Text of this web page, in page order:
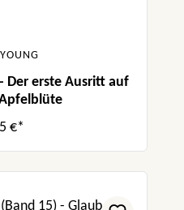
Der erste Ausritt auf
€*